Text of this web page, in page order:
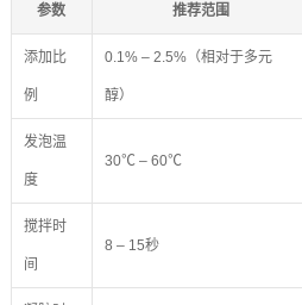
参数 推荐范围
添加比
例
0.1% – 2.5%（相对于多元
醇）
发泡温
度
30℃ – 60℃
搅拌时
间
8 – 15秒